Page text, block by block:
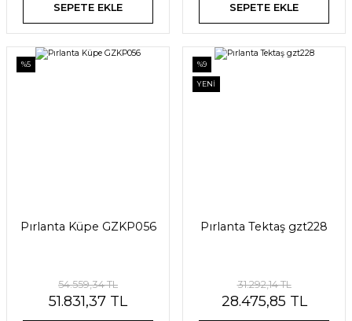
SEPETE EKLE SEPETE EKLE
%5
Pırlanta Küpe GZKP056
54.559,34 TL
51.831,37 TL
%9
YENİ
Pırlanta Tektaş gzt228
31.292,14 TL
28.475,85 TL